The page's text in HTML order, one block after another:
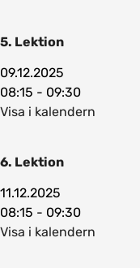
5. Lektion
09.12.2025
08:15 - 09:30
Visa i kalendern
6. Lektion
11.12.2025
08:15 - 09:30
Visa i kalendern